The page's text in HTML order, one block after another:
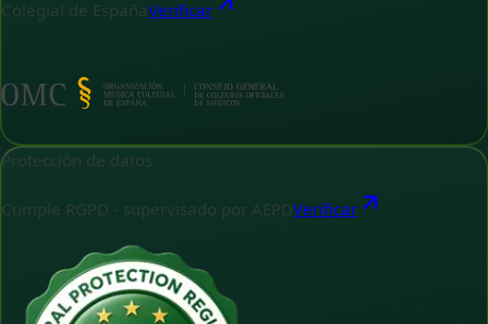
Colegial de EspañaVerificar
Protección de datos
Cumple RGPD - supervisado por AEPDVerificar